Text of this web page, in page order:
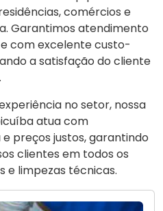
comércios e
Garantimos atendimento
com excelente custo-
a satisfação do cliente
no setor, nossa
atua com
preços justos, garantindo
clientes em todos os
e limpezas técnicas.